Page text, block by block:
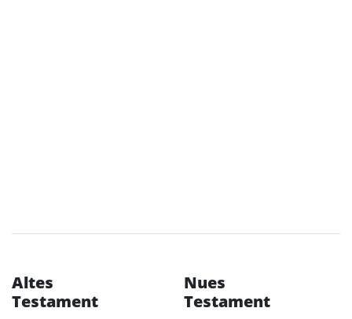
Altes
Testament
Nues
Testament